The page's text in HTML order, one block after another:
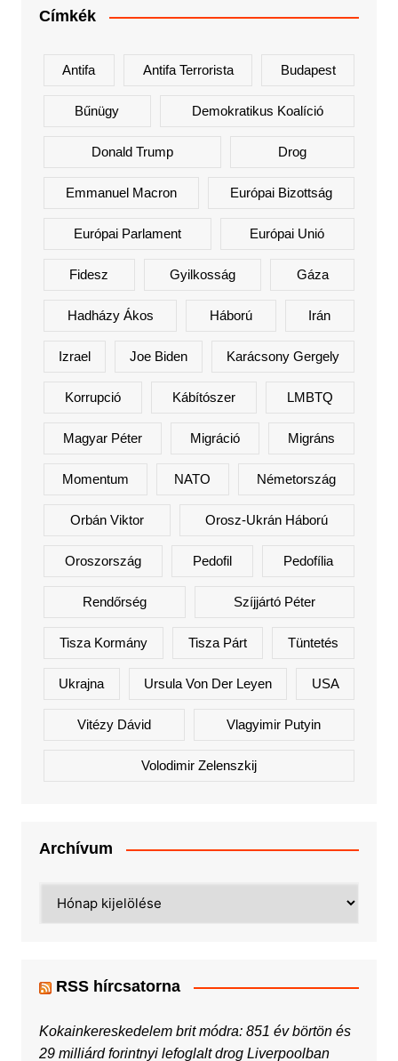
Címkék
Antifa Antifa Terrorista Budapest
Bűnügy Demokratikus Koalíció
Donald Trump Drog
Emmanuel Macron Európai Bizottság
Európai Parlament Európai Unió
Fidesz Gyilkosság Gáza
Hadházy Ákos Háború Irán
Izrael Joe Biden Karácsony Gergely
Korrupció Kábítószer LMBTQ
Magyar Péter Migráció Migráns
Momentum NATO Németország
Orbán Viktor Orosz-Ukrán Háború
Oroszország Pedofil Pedofília
Rendőrség Szíjjártó Péter
Tisza Kormány Tisza Párt Tüntetés
Ukrajna Ursula Von Der Leyen USA
Vitézy Dávid Vlagyimir Putyin
Volodimir Zelenszkij
Archívum
RSS hírcsatorna
Kokainkereskedelem brit módra: 851 év börtön és
29 milliárd forintnyi lefoglalt drog Liverpoolban